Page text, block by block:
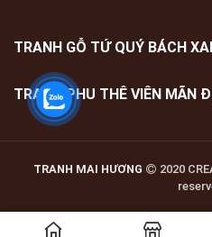
TRANH GỖ TỨ QUÝ BÁCH
TRANH PHU THÊ VIÊN MÃN
TRANH MAI HƯƠNG 2020